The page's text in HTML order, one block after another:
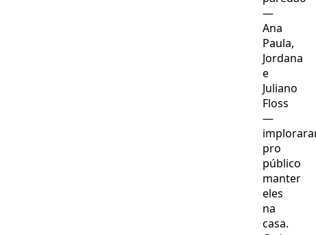
—
Ana
Paula,
Jordana
e
Juliano
Floss
—
pro
público
manter
eles
na
casa.